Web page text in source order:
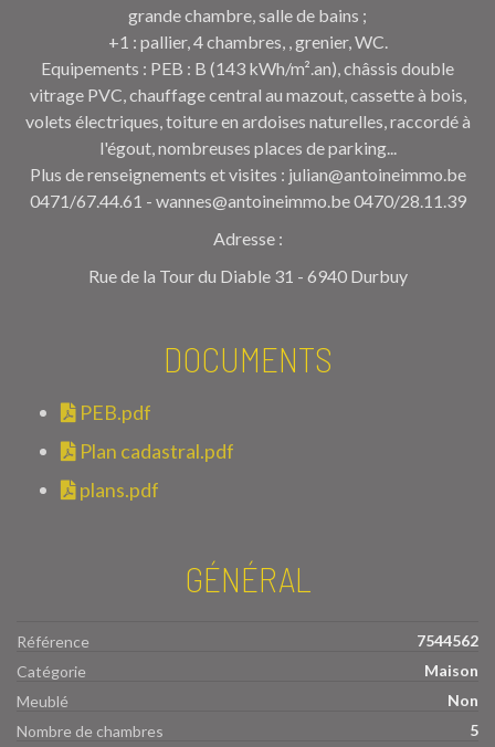
grande chambre, salle de bains ;
+1 : pallier, 4 chambres, , grenier, WC.
Equipements : PEB : B (143 kWh/m².an), châssis double
vitrage PVC, chauffage central au mazout, cassette à bois,
volets électriques, toiture en ardoises naturelles, raccordé à
l'égout, nombreuses places de parking...
Plus de renseignements et visites : julian@antoineimmo.be
0471/67.44.61 - wannes@antoineimmo.be 0470/28.11.39
Adresse :
Rue de la Tour du Diable 31 - 6940 Durbuy
DOCUMENTS
PEB.pdf
Plan cadastral.pdf
plans.pdf
GÉNÉRAL
Référence
7544562
Catégorie
Maison
Meublé
Non
Nombre de chambres
5